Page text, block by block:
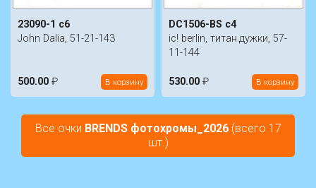
23090-1 с6
John Dalia, 51-21-143
500.00 ₽ В корзину
DC1506-BS c4
ic! berlin, титан.дужки, 57-
11-144
530.00 ₽ В корзину
Все очки BRENDS фотохромы_2026(всего 17
шт.)